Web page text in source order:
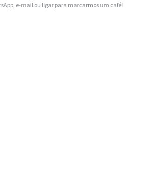
e-mail ou ligar para marcarmos um café!